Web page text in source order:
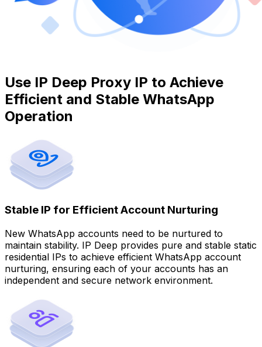
Use IP Deep Proxy IP to Achieve
Efficient and Stable WhatsApp
Operation
Stable IP for Efficient Account Nurturing
New WhatsApp accounts need to be nurtured to
maintain stability. IP Deep provides pure and stable static
residential IPs to achieve efficient WhatsApp account
nurturing, ensuring each of your accounts has an
independent and secure network environment.